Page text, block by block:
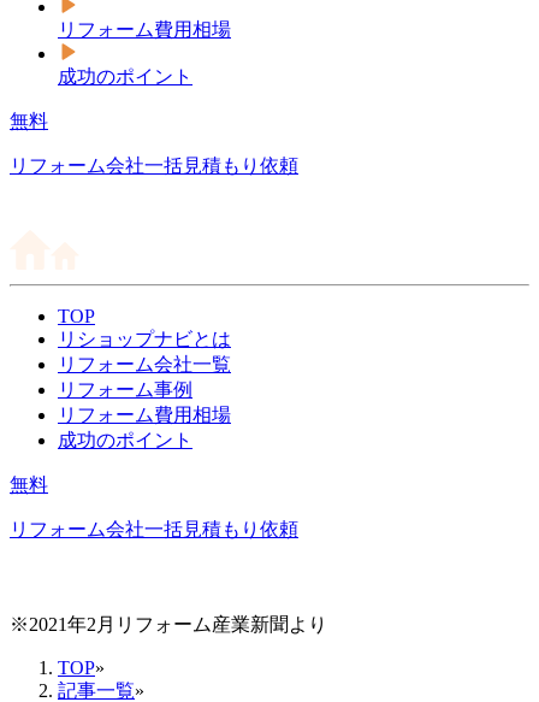
リフォーム費用相場
成功のポイント
無料
リフォーム会社一括見積もり依頼
TOP
リショップナビとは
リフォーム会社一覧
リフォーム事例
リフォーム費用相場
成功のポイント
無料
リフォーム会社一括見積もり依頼
※2021年2月リフォーム産業新聞より
TOP»
記事一覧»